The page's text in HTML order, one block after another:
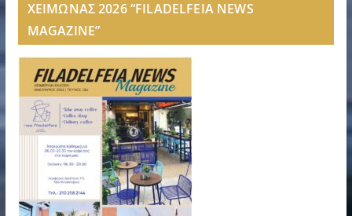
ΧΕΙΜΩΝΑΣ 2026 “FILADELFEIA NEWS
MAGAZINE”